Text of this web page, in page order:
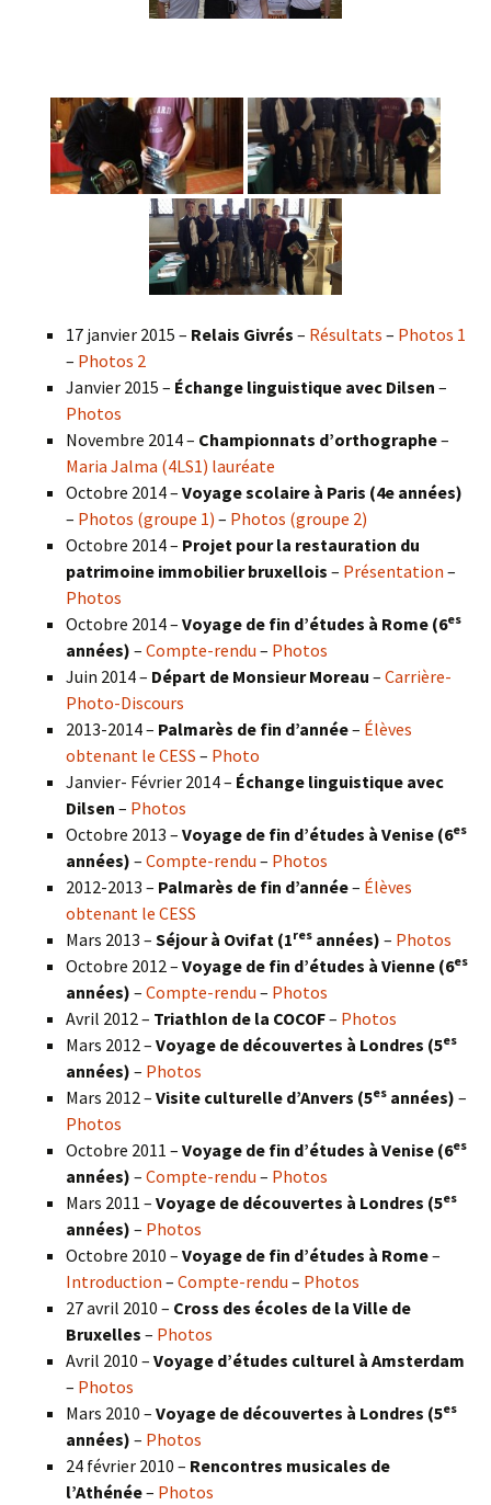
17 janvier 2015 – Relais Givrés – Résultats – Photos 1
– Photos 2
Janvier 2015 – Échange linguistique avec Dilsen –
Photos
Novembre 2014 – Championnats d’orthographe–
Maria Jalma (4LS1) lauréate
Octobre 2014 – Voyage scolaire à Paris (4e années)
– Photos (groupe 1) – Photos (groupe 2)
Octobre 2014 – Projet pour la restauration du
patrimoine immobilier bruxellois – Présentation –
Photos
Octobre 2014 – Voyage de fin d’études à Rome (6es
années) – Compte-rendu – Photos
Juin 2014 – Départ de Monsieur Moreau – Carrière-
Photo-Discours
2013-2014 – Palmarès de fin d’année– Élèves
obtenant le CESS – Photo
Janvier- Février 2014 – Échange linguistique avec
Dilsen – Photos
Octobre 2013 – Voyage de fin d’études à Venise (6es
années) – Compte-rendu – Photos
2012-2013 – Palmarès de fin d’année– Élèves
obtenant le CESS
Mars 2013 – Séjour à Ovifat (1res années) – Photos
Octobre 2012 – Voyage de fin d’études à Vienne (6es
années) – Compte-rendu – Photos
Avril 2012 – Triathlon de la COCOF– Photos
Mars 2012 – Voyage de découvertes à Londres (5es
années) – Photos
Mars 2012 – Visite culturelle d’Anvers (5es années) –
Photos
Octobre 2011 – Voyage de fin d’études à Venise (6es
années) – Compte-rendu – Photos
Mars 2011 – Voyage de découvertes à Londres (5es
années) – Photos
Octobre 2010 – Voyage de fin d’études à Rome–
Introduction – Compte-rendu – Photos
27 avril 2010 – Cross des écoles de la Ville de
Bruxelles – Photos
Avril 2010 – Voyage d’études culturel à Amsterdam
– Photos
Mars 2010 – Voyage de découvertes à Londres (5es
années) – Photos
24 février 2010 – Rencontres musicales de
l’Athénée– Photos